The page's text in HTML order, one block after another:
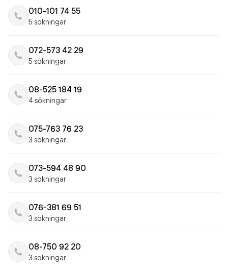
010-101 74 55
5 sökningar
072-573 42 29
5 sökningar
08-525 184 19
4 sökningar
075-763 76 23
3 sökningar
073-594 48 90
3 sökningar
076-381 69 51
3 sökningar
08-750 92 20
3 sökningar